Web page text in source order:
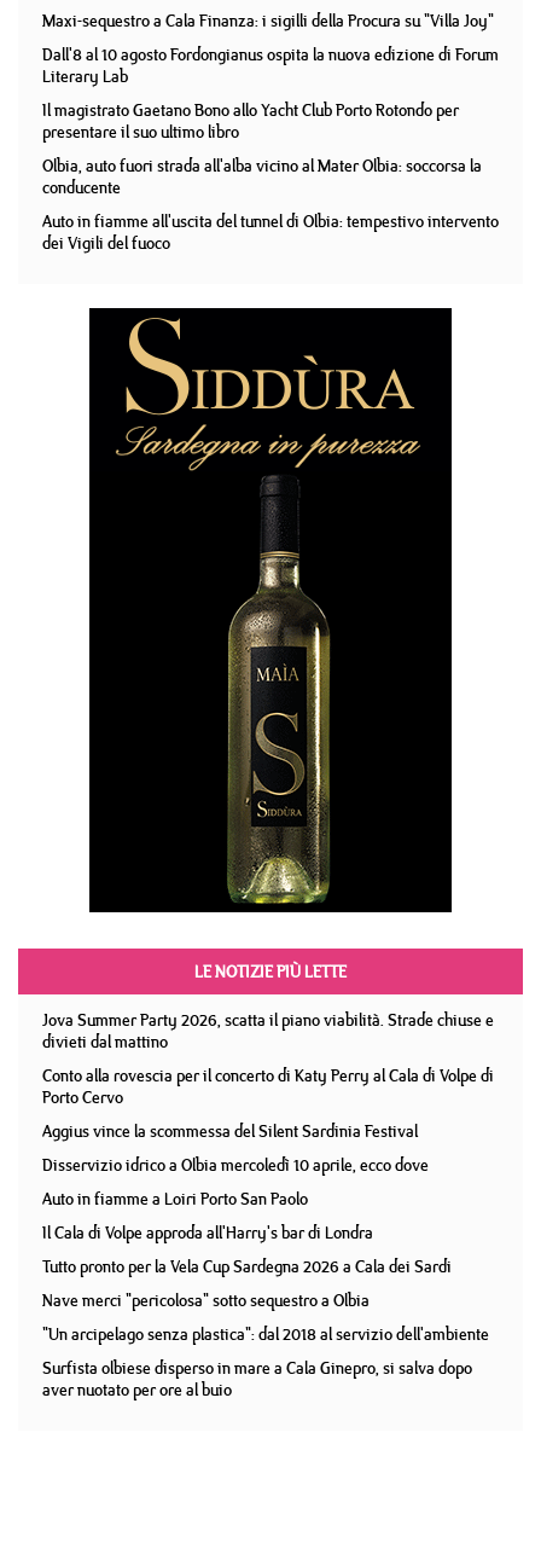
Maxi-sequestro a Cala Finanza: i sigilli della Procura su "Villa Joy"
Dall'8 al 10 agosto Fordongianus ospita la nuova edizione di Forum
Literary Lab
Il magistrato Gaetano Bono allo Yacht Club Porto Rotondo per
presentare il suo ultimo libro
Olbia, auto fuori strada all'alba vicino al Mater Olbia: soccorsa la
conducente
Auto in fiamme all'uscita del tunnel di Olbia: tempestivo intervento
dei Vigili del fuoco
LE NOTIZIE PIÙ LETTE
Jova Summer Party 2026, scatta il piano viabilità. Strade chiuse e
divieti dal mattino
Conto alla rovescia per il concerto di Katy Perry al Cala di Volpe di
Porto Cervo
Aggius vince la scommessa del Silent Sardinia Festival
Disservizio idrico a Olbia mercoledì 10 aprile, ecco dove
Auto in fiamme a Loiri Porto San Paolo
Il Cala di Volpe approda all'Harry's bar di Londra
Tutto pronto per la Vela Cup Sardegna 2026 a Cala dei Sardi
Nave merci "pericolosa" sotto sequestro a Olbia
"Un arcipelago senza plastica": dal 2018 al servizio dell'ambiente
Surfista olbiese disperso in mare a Cala Ginepro, si salva dopo
aver nuotato per ore al buio